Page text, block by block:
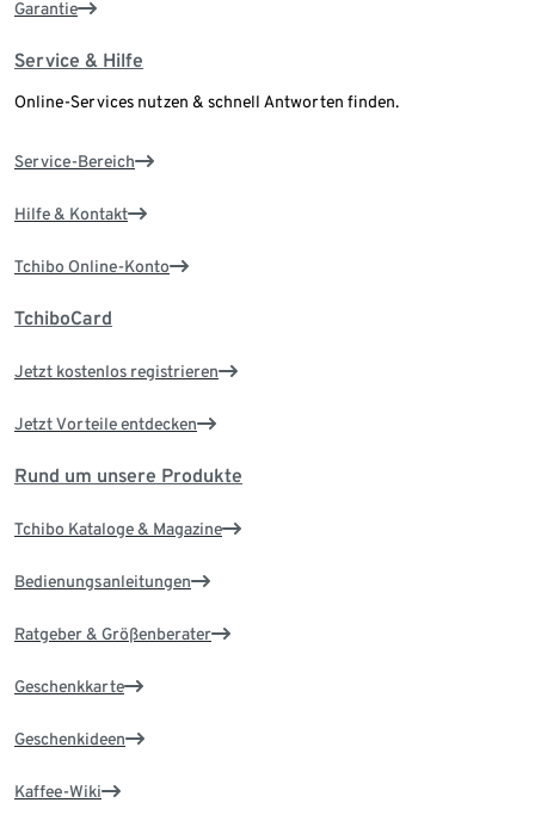
Garantie
Service & Hilfe
Online-Services nutzen & schnell Antworten finden.
Service-Bereich
Hilfe & Kontakt
Tchibo Online-Konto
TchiboCard
Jetzt kostenlos registrieren
Jetzt Vorteile entdecken
Rund um unsere Produkte
Tchibo Kataloge & Magazine
Bedienungsanleitungen
Ratgeber & Größenberater
Geschenkkarte
Geschenkideen
Kaffee-Wiki